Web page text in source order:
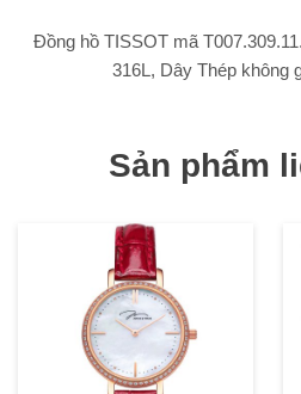
Đồng hồ TISSOT mã
316L, Dây Thép không
Sản phẩm